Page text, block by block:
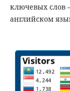
ключевых слов
английском